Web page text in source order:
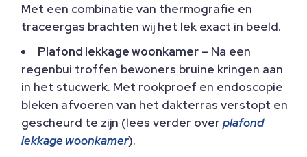
Met een combinatie van thermografie en
traceergas brachten wij het lek exact in beeld.​
Plafond lekkage woonkamer – Na een
regenbui troffen bewoners bruine kringen aan
in het stucwerk.​ Met rookproef en endoscopie
bleken afvoeren van het dakterras verstopt en
gescheurd te zijn (lees verder overplafond
lekkage woonkamer).​